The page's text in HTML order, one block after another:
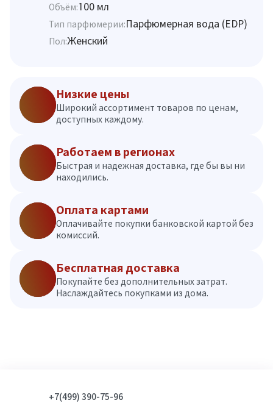
Объём:100 мл
Тип парфюмерии:Парфюмерная вода (EDP)
Пол:Женский
Низкие цены
Широкий ассортимент товаров по ценам,
доступных каждому.
Работаем в регионах
Быстрая и надежная доставка, где бы вы ни
находились.
Оплата картами
Оплачивайте покупки банковской картой без
комиссий.
Бесплатная доставка
Покупайте без дополнительных затрат.
Наслаждайтесь покупками из дома.
+7(499) 390-75-96